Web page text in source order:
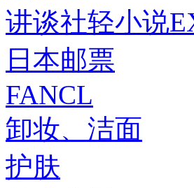
讲谈社轻小说
日本邮票
FANCL
卸妆、洁面
护肤